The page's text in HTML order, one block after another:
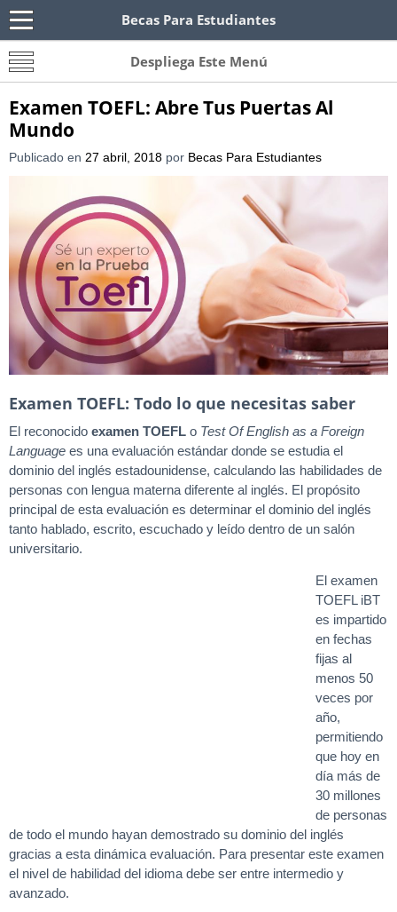
Becas Para Estudiantes
Becas Para Paraguayos
Oferta de becas para Paraguayos. Encuentra las
convocatorias y requisitos de becas para
Despliega Este Menú
Examen TOEFL: Abre Tus Puertas Al
Mundo
Publicado en 27 abril, 2018 por Becas Para Estudiantes
Examen TOEFL: Todo lo que necesitas saber
El reconocido examen TOEFL o Test Of English as a Foreign
Language es una evaluación estándar donde se estudia el
dominio del inglés estadounidense, calculando las habilidades de
personas con lengua materna diferente al inglés. El propósito
principal de esta evaluación es determinar el dominio del inglés
tanto hablado, escrito, escuchado y leído dentro de un salón
universitario.
El examen
TOEFL iBT
es impartido
en fechas
fijas al
menos 50
veces por
año,
permitiendo
que hoy en
día más de
30 millones
de personas
de todo el mundo hayan demostrado su dominio del inglés
gracias a esta dinámica evaluación. Para presentar este examen
el nivel de habilidad del idioma debe ser entre intermedio y
avanzado.